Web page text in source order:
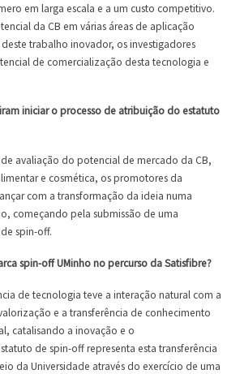
em larga escala e a um custo competitivo.
da CB em várias áreas de aplicação
trabalho inovador, os investigadores
de comercialização desta tecnologia e
iniciar o processo de atribuição do estatuto
avaliação do potencial de mercado da CB,
e cosmética, os promotores da
com a transformação da ideia numa
começando pela submissão de uma
spin-off.
spin-off UMinho no percurso da Satisfibre?
de tecnologia teve a interação natural com a
e a transferência de conhecimento
catalisando a inovação e o
de spin-off representa esta transferência
da Universidade através do exercício de uma